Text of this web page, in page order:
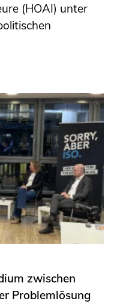
(HOAI) unter
zwischen
Problemlösung